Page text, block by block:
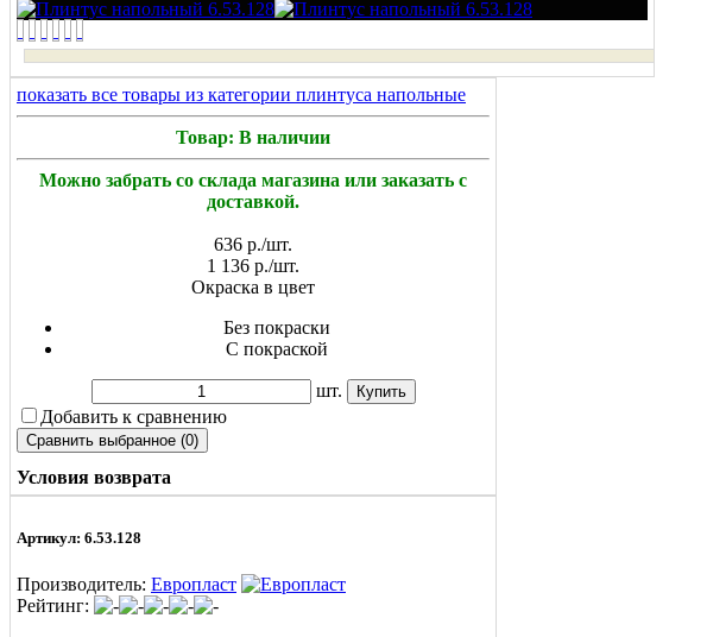
показать все товары из категории плинтуса напольные
Товар: В наличии
Можно забрать со склада магазина или заказать с
доставкой.
636 р./шт.
1 136 р./шт.
Окраска в цвет
Без покраски
С покраской
шт.
Добавить к сравнению
Условия возврата
Артикул: 6.53.128
Производитель: Европласт
Рейтинг: